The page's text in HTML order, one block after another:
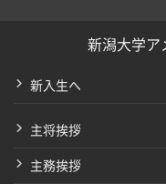
新潟大学ア
新入生へ
主将挨拶
主務挨拶